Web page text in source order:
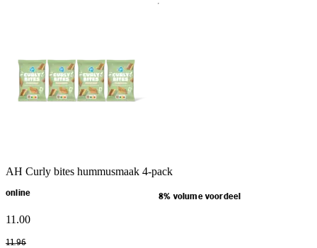
AH Curly bites hummusmaak 4-pack
online 8% volume voordeel
11.00
11.96